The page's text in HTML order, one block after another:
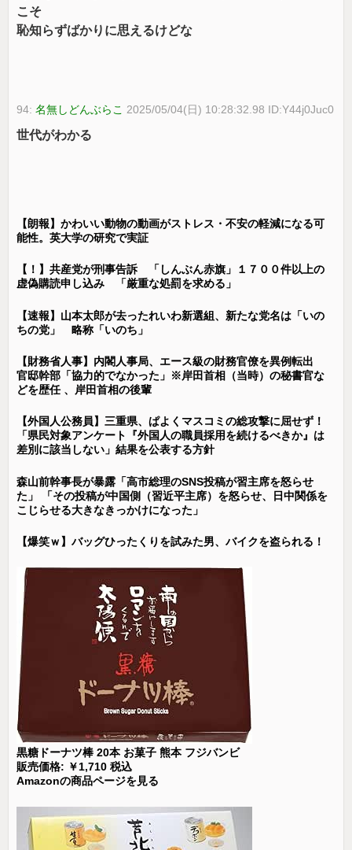
こそ
恥知らずばかりに思えるけどな
94:名無しどんぶらこ 2025/05/04(日) 10:28:32.98 ID:Y44j0Juc0
世代がわかる
【朗報】かわいい動物の動画がストレス・不安の軽減になる可
能性。英大学の研究で実証
【！】共産党が刑事告訴 「しんぶん赤旗」１７００件以上の
虚偽購読申し込み 「厳重な処罰を求める」
【速報】山本太郎が去ったれいわ新選組、新たな党名は「いの
ちの党」 略称「いのち」
【財務省人事】内閣人事局、エース級の財務官僚を異例転出
官邸幹部「協力的でなかった」※岸田首相（当時）の秘書官な
どを歴任 、岸田首相の後輩
【外国人公務員】三重県、ぱよくマスコミの総攻撃に屈せず！
「県民対象アンケート『外国人の職員採用を続けるべきか』は
差別に該当しない」結果を公表する方針
森山前幹事長が暴露「高市総理のSNS投稿が習主席を怒らせ
た」 「その投稿が中国側（習近平主席）を怒らせ、日中関係を
こじらせる大きなきっかけになった」
【爆笑ｗ】バッグひったくりを試みた男、バイクを盗られる！
黒糖ドーナツ棒 20本 お菓子 熊本 フジバンビ
販売価格: ￥1,710 税込
Amazonの商品ページを見る